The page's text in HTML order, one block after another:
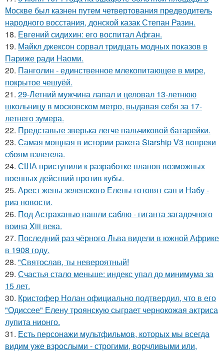
Москве был казнен путем четвертования предводитель
народного восстания, донской казак Степан Разин.
18. Евгений сидихин: его воспитал Афган.
19. Майкл джексон сорвал тридцать модных показов в
Париже ради Наоми.
20. Панголин - единственное млекопитающее в мире,
покрытое чешуёй.
21. 29-Летний мужчина лапал и целовал 13-летнюю
школьницу в московском метро, выдавая себя за 17-
летнего зумера.
22. Представьте зверька легче пальчиковой батарейки.
23. Самая мощная в истории ракета Starship V3 вопреки
сбоям взлетела.
24. США приступили к разработке планов возможных
военных действий против кубы.
25. Арест жены зеленского Елены готовят сап и Набу -
риа новости.
26. Под Астраханью нашли саблю - гиганта загадочного
воина Xiii века.
27. Последний раз чёрного Льва видели в южной Африке
в 1908 году.
28. "Святослав, ты невероятный!
29. Счастья стало меньше: индекс упал до минимума за
15 лет.
30. Кристофер Нолан официально подтвердил, что в его
"Одиссее" Елену троянскую сыграет чернокожая актриса
лупита нионго.
31. Есть персонажи мультфильмов, которых мы всегда
видим уже взрослыми - строгими, ворчливыми или,